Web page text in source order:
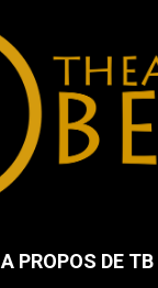
A PROPOS DE TB